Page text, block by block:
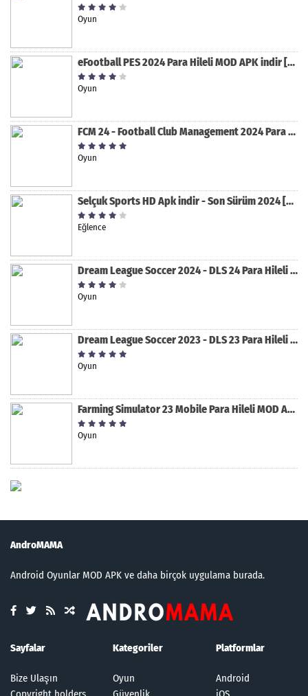
Oyun
eFootball PES 2024 Para Hileli MOD APK indir [v8.2.0]
Oyun
FCM 24 - Football Club Management 2024 Para Hileli MOD APK indir [v1.0.4]
Oyun
Selçuk Sports HD Apk indir - Son Sürüm 2024 [2.0.1.9]
Eğlence
Dream League Soccer 2024 - DLS 24 Para Hileli MOD APK indir [v11.050]
Oyun
Dream League Soccer 2023 - DLS 23 Para Hileli MOD APK [v11.020]
Oyun
Farming Simulator 23 Mobile Para Hileli MOD APK indir [v0.0.0.8]
Oyun
AndroMAMA
Android Oyunlar MOD APK ve daha birçok uygulama burada.
Sayfalar
Bize Ulaşın
Kategoriler
Oyun
Platformlar
Android